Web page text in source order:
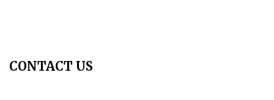
CONTACT US